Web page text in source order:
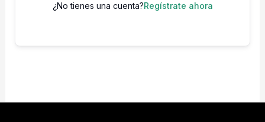
¿No tienes una cuenta?Regístrate ahora